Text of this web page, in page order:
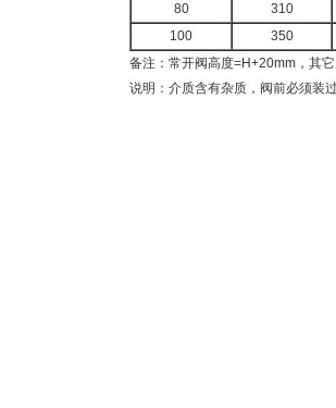
80
310
100
350
备注：常开阀高度=H+20mm，其
说明：介质含有杂质，阀前必须装